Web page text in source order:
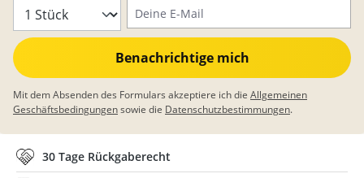
Benachrichtige mich
Mit dem Absenden des Formulars akzeptiere ich die Allgemeinen
Geschäftsbedingungensowie die Datenschutzbestimmungen.
30 Tage Rückgaberecht